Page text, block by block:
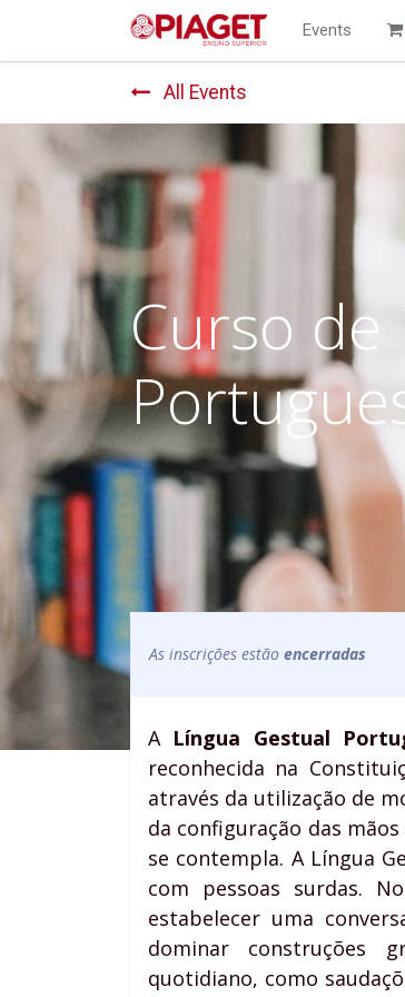
Events
All Events
Curso de
As inscrições estão encerradas
A Língua Gestual
reconhecida na
através da utilização de
da configuração das
se contempla. A Língua
com pessoas surdas.
estabelecer uma
dominar construções
quotidiano, como